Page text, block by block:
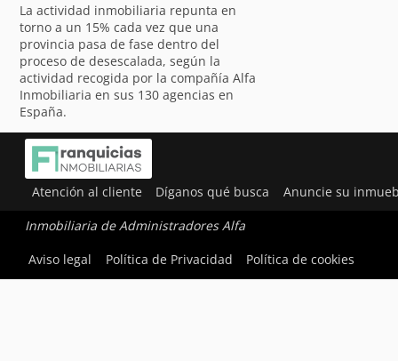
La actividad inmobiliaria repunta en
torno a un 15% cada vez que una
provincia pasa de fase dentro del
proceso de desescalada, según la
actividad recogida por la compañía Alfa
Inmobiliaria en sus 130 agencias en
España.
Atención al cliente Díganos qué busca Anuncie su
Inmobiliaria de Administradores Alfa
Aviso legal
Política de Privacidad Política de cookies